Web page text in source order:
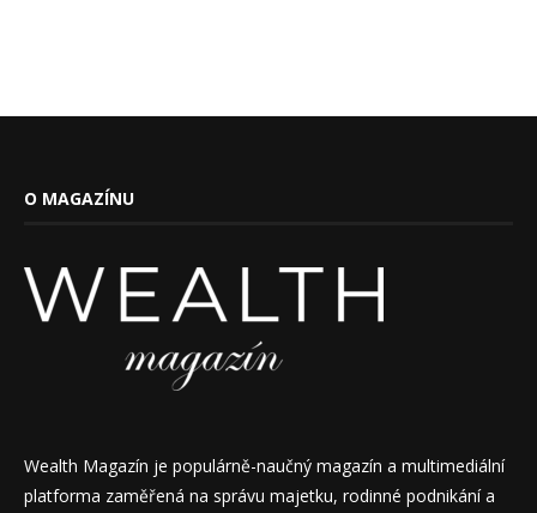
O MAGAZÍNU
Wealth Magazín je populárně-naučný magazín a multimediální
platforma zaměřená na správu majetku, rodinné podnikání a